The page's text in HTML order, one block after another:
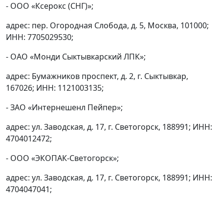
- ООО «Ксерокс (СНГ)»;
адрес: пер. Огородная Слобода, д. 5, Москва, 101000;
ИНН: 7705029530;
- ОАО «Монди Сыктывкарский ЛПК»;
адрес: Бумажников проспект, д. 2, г. Сыктывкар,
167026; ИНН: 1121003135;
- ЗАО «Интернешенл Пейпер»;
адрес: ул. Заводская, д. 17, г. Светогорск, 188991; ИНН:
4704012472;
- ООО «ЭКОПАК-Светогорск»;
адрес: ул. Заводская, д. 17, г. Светогорск, 188991; ИНН:
4704047041;